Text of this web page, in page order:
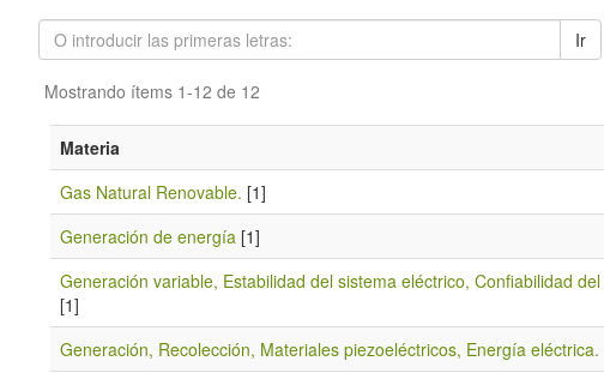
Ir
Mostrando ítems 1-12 de 12
Materia
Gas Natural Renovable. [1]
Generación de energía [1]
Generación variable, Estabilidad del sistema eléctrico, Confiabilidad
[1]
Generación, Recolección, Materiales piezoeléctricos, Energía eléctrica.